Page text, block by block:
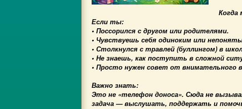
Когда
Если ты:
• Поссорился с другом или родителями.
• Чувствуешь себя одиноким или
• Столкнулся с травлей (буллингом) в
• Не знаешь, как поступить в сложной
• Просто нужен совет от
Важно знать:
Это не «телефон доноса». Сюда не
задача — выслушать, поддержать и